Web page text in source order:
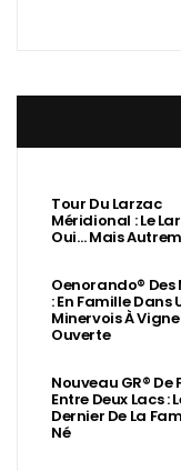
Tour Du Larzac
Méridional : Le
Oui… Mais
Oenorando® Des
: En Famille Dans
Minervois À Vigne
Ouverte
Nouveau GR® De
Entre Deux Lacs :
Dernier De La
Né